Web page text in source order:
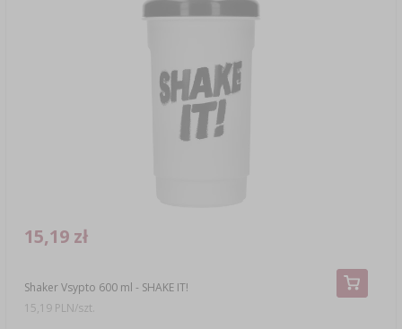
Shaker Vsypto 600 ml - SHAKE IT!
15,19 zł
15,19 PLN/szt.